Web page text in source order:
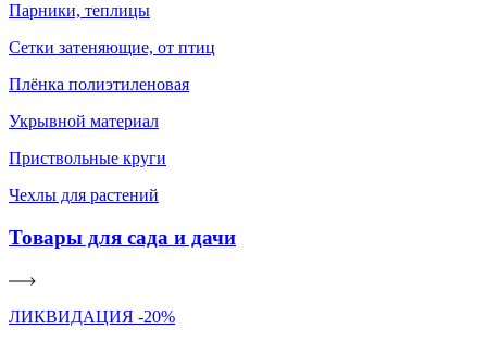
Парники, теплицы
Сетки затеняющие, от птиц
Плёнка полиэтиленовая
Укрывной материал
Приствольные круги
Чехлы для растений
Товары для сада и дачи
ЛИКВИДАЦИЯ -20%